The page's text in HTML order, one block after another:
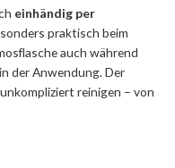
einhändig per
praktisch beim
auch während
der Anwendung. Der
reinigen – von